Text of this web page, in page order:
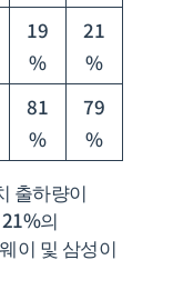
19
%
21
%
81
%
79
%
출하량이
의
이 및 삼성이